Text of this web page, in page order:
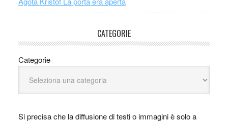
CATEGORIE
Categorie
Si precisa che la diffusione di testi o immagini è solo a